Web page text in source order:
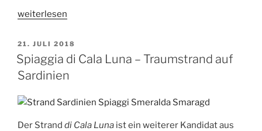
„Cala
–
Traumstrand
der
Baunei“
weiterlesen
VERÖFFENTLICHT
AM
21. JULI 2018
Spiaggia di Cala Luna – Traumstrand auf
Sardinien
Der Strand di Cala Luna ist ein weiterer Kandidat aus